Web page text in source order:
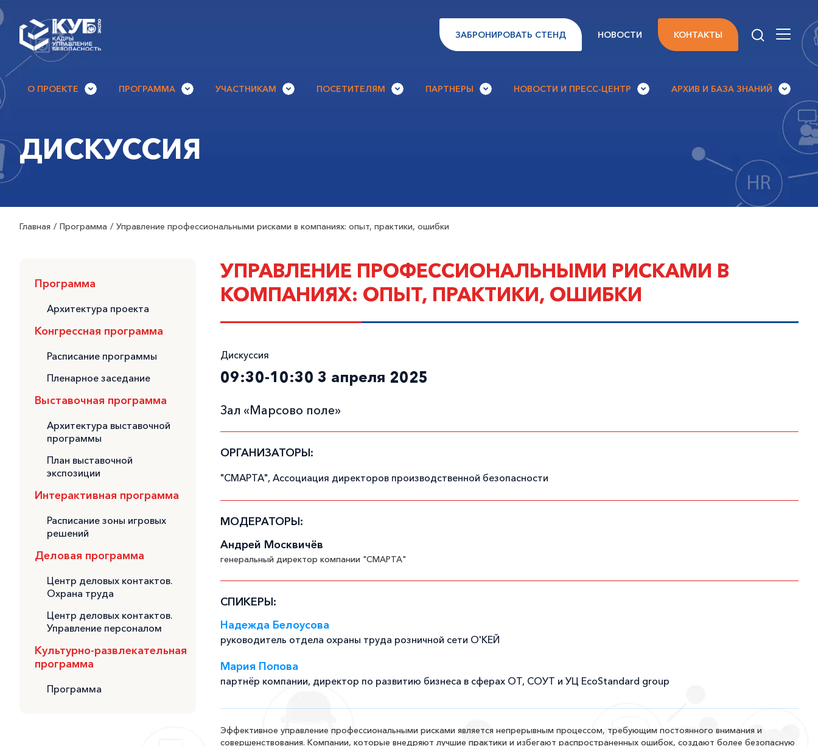
ЗАБРОНИРОВАТЬ СТЕНД НОВОСТИ КОНТАКТЫ
О ПРОЕКТЕ ПРОГРАММА УЧАСТНИКАМ ПОСЕТИТЕЛЯМ ПАРТНЕРЫ НОВОСТИ И ПРЕСС-ЦЕНТР АРХИВ И БАЗА ЗНАНИЙ
ДИСКУССИЯ
Главная Программа Управление профессиональными рисками в компаниях: опыт, практики, ошибки
Программа
Архитектура проекта
Конгрессная программа
Расписание программы
Пленарное заседание
Выставочная программа
Архитектура выставочной
программы
План выставочной
экспозиции
Интерактивная программа
Расписание зоны игровых
решений
Деловая программа
Центр деловых контактов.
Охрана труда
Центр деловых контактов.
Управление персоналом
Культурно-развлекательная
программа
Программа
УПРАВЛЕНИЕ ПРОФЕССИОНАЛЬНЫМИ РИСКАМИ В
КОМПАНИЯХ: ОПЫТ, ПРАКТИКИ, ОШИБКИ
Дискуссия
09:30-10:30 3 апреля 2025
Зал «Марсово поле»
ОРГАНИЗАТОРЫ:
"СМАРТА", Ассоциация директоров производственной безопасности
МОДЕРАТОРЫ:
Андрей Москвичёв
генеральный директор компании "СМАРТА"
СПИКЕРЫ:
Надежда Белоусова
руководитель отдела охраны труда розничной сети О'КЕЙ
Мария Попова
партнёр компании, директор по развитию бизнеса в сферах ОТ, СОУТ и УЦ EcoStandard group
Эффективное управление профессиональными рисками является непрерывным процессом, требующим постоянного внимания и
совершенствования. Компании, которые внедряют лучшие практики и избегают распространенных ошибок, создают более безопасную